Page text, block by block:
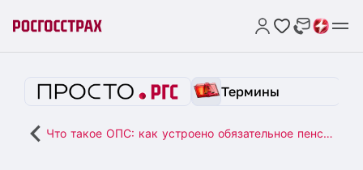
Термины
Что такое ОПС: как устроено обязательное пенсионное страхование